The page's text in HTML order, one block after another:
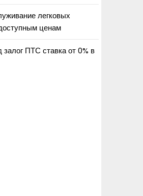
легковых
ценам
ПТС ставка от 0% в